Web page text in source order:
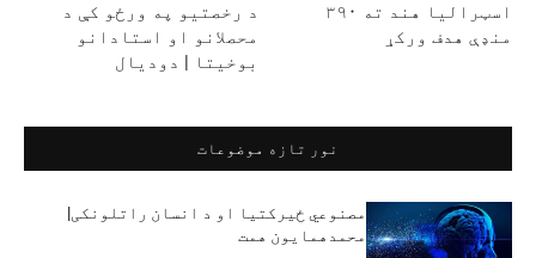
د رخصتیو په ورځو کې د
محصلانو او استادانو
بوخیتا | دودیال
اسټراليا هند ته ۳۹۰
منډې هدف ورکړ
نور تازه موضوعات
مصنوعي ځیرکتیا او د انسان راتلونکی|
محمدهمایون همت